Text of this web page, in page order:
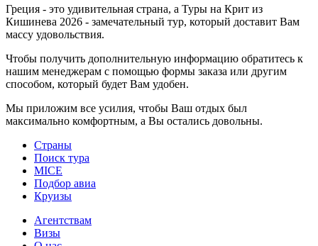
Греция - это удивительная страна, а Туры на Крит из
Кишинева 2026 - замечательный тур, который доставит Вам
массу удовольствия.
Чтобы получить дополнительную информацию обратитесь к
нашим менеджерам с помощью формы заказа или другим
способом, который будет Вам удобен.
Мы приложим все усилия, чтобы Ваш отдых был
максимально комфортным, а Вы остались довольны.
Страны
Поиск тура
MICE
Подбор авиа
Круизы
Агентствам
Визы